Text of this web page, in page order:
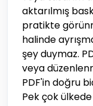
aktarılmış
pratikte
halinde
şey duymaz.
veya
PDF'in doğru
Pek çok